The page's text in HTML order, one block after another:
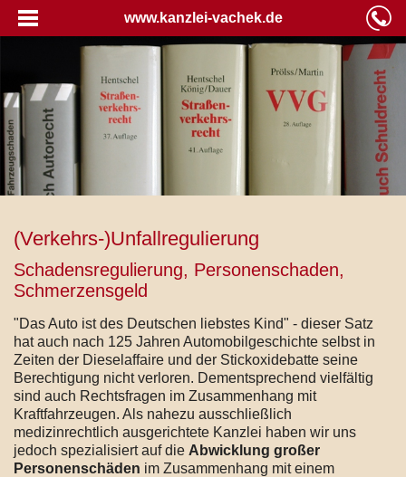
www.kanzlei-vachek.de
(Verkehrs-)Unfallregulierung
Schadensregulierung, Personenschaden,
Schmerzensgeld
"Das Auto ist des Deutschen liebstes Kind" - dieser Satz
hat auch nach 125 Jahren Automobilgeschichte selbst in
Zeiten der Dieselaffaire und der Stickoxidebatte seine
Berechtigung nicht verloren. Dementsprechend vielfältig
sind auch Rechtsfragen im Zusammenhang mit
Kraftfahrzeugen. Als nahezu ausschließlich
medizinrechtlich ausgerichtete Kanzlei haben wir uns
jedoch spezialisiert auf die Abwicklung großer
Personenschäden im Zusammenhang mit einem